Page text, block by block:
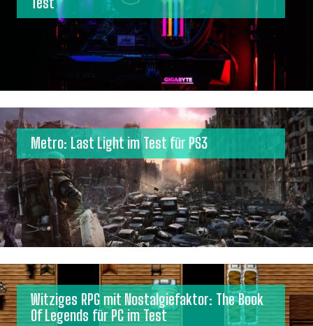
Metro: Last Light im Test für PS3
Witziges RPG mit Nostalgiefaktor: The Book
Of Legends für PC im Test